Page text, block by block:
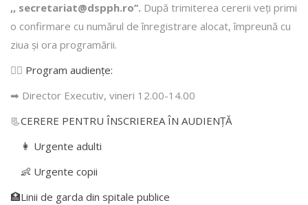
,, secretariat@dspph.ro’’. După trimiterea cererii veţi primi
o confirmare cu numărul de înregistrare alocat, împreună cu
ziua şi ora programării.
👩‍⚕️ Program audiențe:
➡ Director Executiv, vineri 12.00-14.00
📃CERERE PENTRU ÎNSCRIEREA ÎN AUDIENŢĂ
👩 Urgente adulti
👶 Urgente copii
🏥Linii de garda din spitale publice